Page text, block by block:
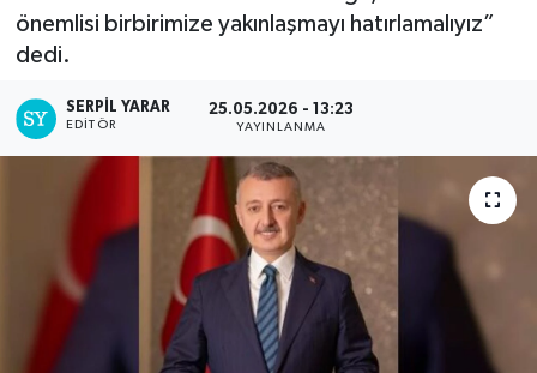
önemlisi birbirimize yakınlaşmayı hatırlamalıyız”
dedi.
SERPİL YARAR
EDITÖR
25.05.2026 - 13:23
YAYINLANMA